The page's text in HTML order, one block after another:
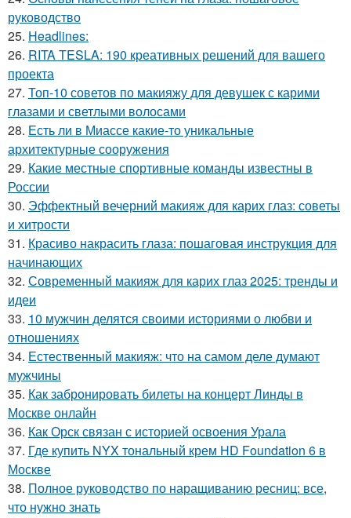
руководство
25. Headlines:
26. RITA TESLA: 190 креативных решений для вашего
проекта
27. Топ-10 советов по макияжу для девушек с карими
глазами и светлыми волосами
28. Есть ли в Миассе какие-то уникальные
архитектурные сооружения
29. Какие местные спортивные команды известны в
России
30. Эффектный вечерний макияж для карих глаз: советы
и хитрости
31. Красиво накрасить глаза: пошаговая инструкция для
начинающих
32. Современный макияж для карих глаз 2025: тренды и
идеи
33. 10 мужчин делятся своими историями о любви и
отношениях
34. Естественный макияж: что на самом деле думают
мужчины
35. Как забронировать билеты на концерт Линды в
Москве онлайн
36. Как Орск связан с историей освоения Урала
37. Где купить NYX тональный крем HD Foundation 6 в
Москве
38. Полное руководство по наращиванию ресниц: все,
что нужно знать